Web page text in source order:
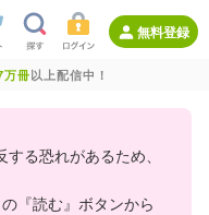
無料登録
万冊以上配信中！
る恐れがあるため、
の『読む』ボタンから